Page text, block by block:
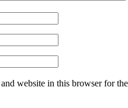
website in this browser for